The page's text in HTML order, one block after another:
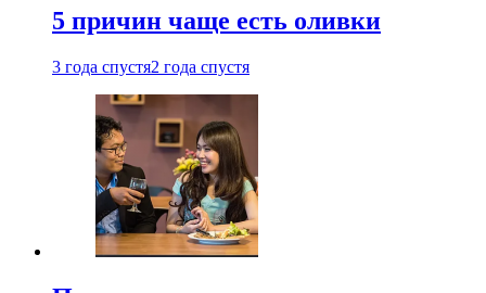
5 причин чаще есть оливки
3 года спустя2 года спустя